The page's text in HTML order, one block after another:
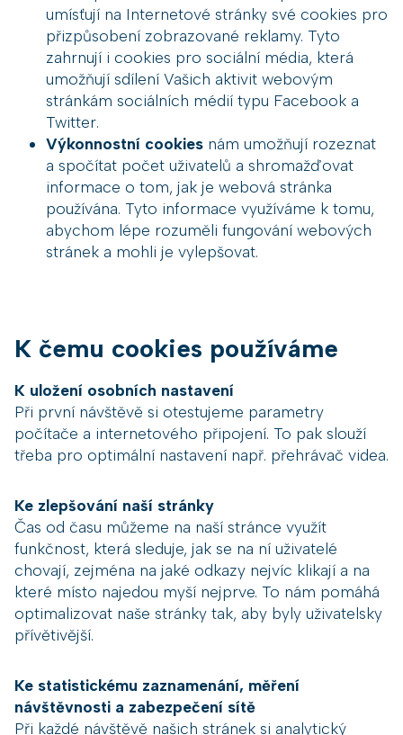
umísťují na Internetové stránky své cookies pro
přizpůsobení zobrazované reklamy. Tyto
zahrnují i cookies pro sociální média, která
umožňují sdílení Vašich aktivit webovým
stránkám sociálních médií typu Facebook a
Twitter.
Výkonnostní cookies nám umožňují rozeznat
a spočítat počet uživatelů a shromažďovat
informace o tom, jak je webová stránka
používána. Tyto informace využíváme k tomu,
abychom lépe rozuměli fungování webových
stránek a mohli je vylepšovat.
K čemu cookies používáme
K uložení osobních nastavení
Při první návštěvě si otestujeme parametry
počítače a internetového připojení. To pak slouží
třeba pro optimální nastavení např. přehrávač videa.
Ke zlepšování naší stránky
Čas od času můžeme na naší stránce využít
funkčnost, která sleduje, jak se na ní uživatelé
chovají, zejména na jaké odkazy nejvíc klikají a na
které místo najedou myší nejprve. To nám pomáhá
optimalizovat naše stránky tak, aby byly uživatelsky
přívětivější.
Ke statistickému zaznamenání, měření
návštěvnosti a zabezpečení sítě
Při každé návštěvě našich stránek si analytický